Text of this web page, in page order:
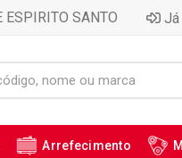
ESPIRITO SANTO Já
Arrefecimento